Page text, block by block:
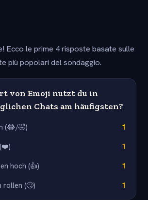
Ecco le prime 4 risposte basate sulle
più popolari del sondaggio.
von Emoji nutzt du in
Chats am häufigsten?
(😂/🤣) 1
1
hoch (👍) 1
rollen (🙄) 1